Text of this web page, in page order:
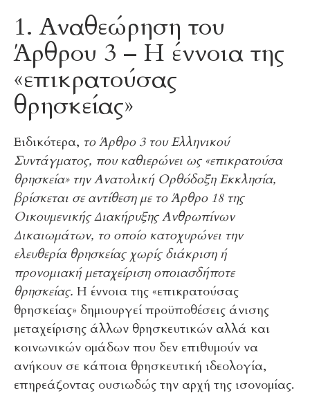
1. Αναθεώρηση του
Άρθρου 3 – Η έννοια της
«επικρατούσας
θρησκείας»
Ειδικότερα, το Άρθρο 3 του Ελληνικού
Συντάγματος, που καθιερώνει ως «επικρατούσα
θρησκεία» την Ανατολική Ορθόδοξη Εκκλησία,
βρίσκεται σε αντίθεση με το Άρθρο 18 της
Οικουμενικής Διακήρυξης Ανθρωπίνων
Δικαιωμάτων, το οποίο κατοχυρώνει την
ελευθερία θρησκείας χωρίς διάκριση ή
προνομιακή μεταχείριση οποιασδήποτε
θρησκείας. Η έννοια της «επικρατούσας
θρησκείας» δημιουργεί προϋποθέσεις άνισης
μεταχείρισης άλλων θρησκευτικών αλλά και
κοινωνικών ομάδων που δεν επιθυμούν να
ανήκουν σε κάποια θρησκευτική ιδεολογία,
επηρεάζοντας ουσιωδώς την αρχή της ισονομίας.